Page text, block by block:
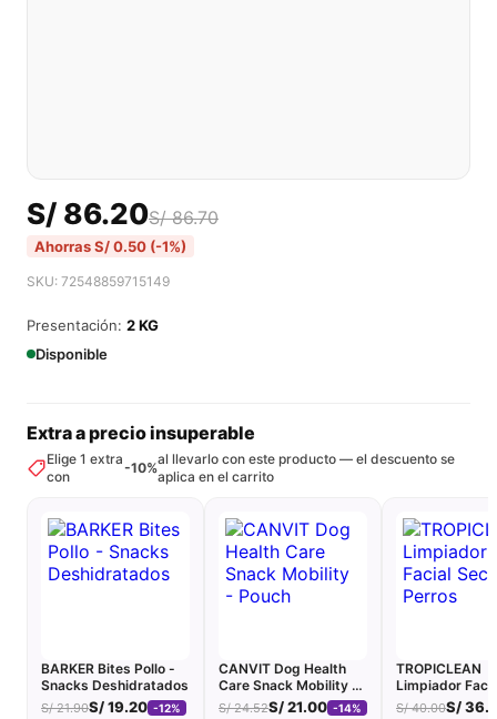
S/ 86.20S/86.70
AhorrasS/0.50 (-1%)
SKU: 72548859715149
Presentación: 2 KG
Disponible
Extra a precio insuperable
Elige 1 extra
con
-10%
al llevarlo con este producto — el descuento se
aplica en el carrito
BARKER Bites Pollo -
Snacks Deshidratados
S/21.90S/19.20 -12%
CANVIT Dog Health
Care Snack Mobility -
Pouch
S/24.52S/21.00 -14%
TROPICLEAN
Limpiador
Perros
S/40.00S/